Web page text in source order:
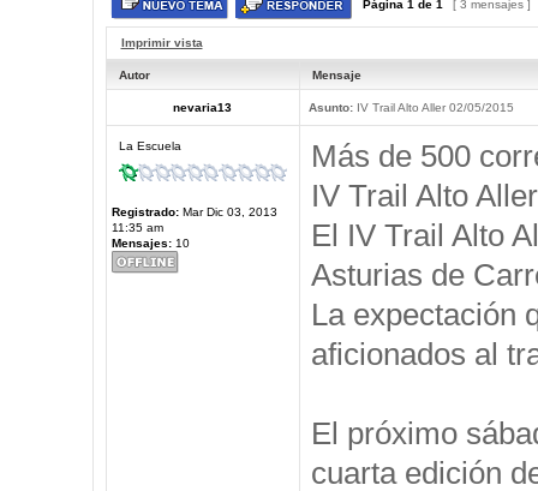
Página 1 de 1 [ 3 mensajes ]
Imprimir vista
Autor Mensaje
nevaria13 Asunto:IV Trail Alto Aller 02/05/2015
La Escuela
Registrado:Mar Dic 03, 2013
11:35 am
Mensajes:10
Más de 500
IV Trail Alto
El IV Trail Alto
Asturias de
La expectación
aficionados al
El próximo
cuarta edición